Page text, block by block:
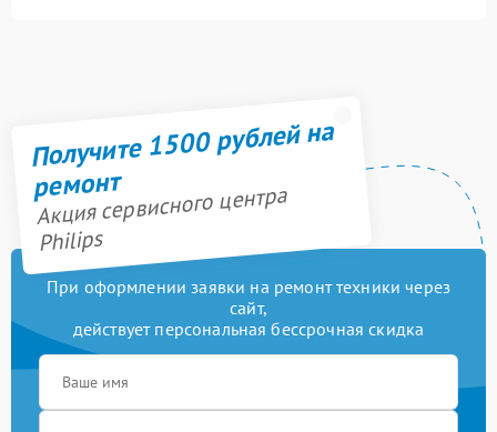
Получите 1500 рублей на
ремонт
Акция сервисного центра
Philips
При оформлении заявки на ремонт техники через
сайт,
действует персональная бессрочная скидка